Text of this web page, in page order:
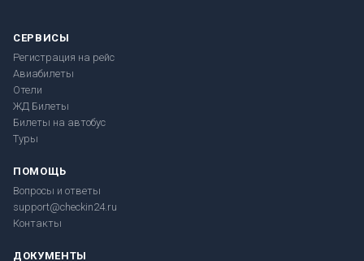
СЕРВИСЫ
Регистрация на рейс
Авиабилеты
Отели
ЖД Билеты
Билеты на автобус
Туры
ПОМОЩЬ
Вопросы и ответы
support@checkin24.ru
Контакты
ДОКУМЕНТЫ